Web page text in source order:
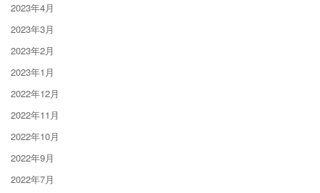
2023年4月
2023年3月
2023年2月
2023年1月
2022年12月
2022年11月
2022年10月
2022年9月
2022年7月